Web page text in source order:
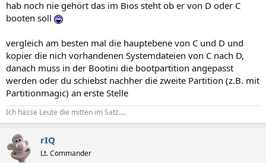
hab noch nie gehört das im Bios steht ob er von D oder C
booten soll
vergleich am besten mal die hauptebene von C und D und
kopier die nich vorhandenen Systemdateien von C nach D,
danach muss in der Bootini die bootpartition angepasst
werden oder du schiebst nachher die zweite Partition (z.B. mit
Partitionmagic) an erste Stelle
Ich hasse Leute die mitten im Satz....
rIQ
Lt. Commander